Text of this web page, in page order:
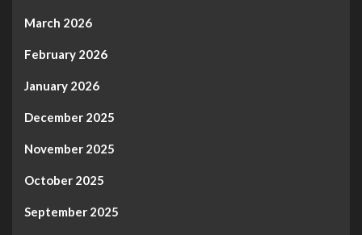
March 2026
February 2026
January 2026
December 2025
November 2025
October 2025
September 2025